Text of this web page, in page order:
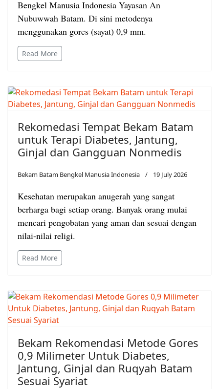
Bengkel Manusia Indonesia Yayasan An
Nubuwwah Batam. Di sini metodenya
menggunakan gores (sayat) 0,9 mm.
Read More
Rekomedasi Tempat Bekam Batam
untuk Terapi Diabetes, Jantung,
Ginjal dan Gangguan Nonmedis
Bekam Batam Bengkel Manusia Indonesia 19 July 2026
Kesehatan merupakan anugerah yang sangat
berharga bagi setiap orang. Banyak orang mulai
mencari pengobatan yang aman dan sesuai dengan
nilai-nilai religi.
Read More
Bekam Rekomendasi Metode Gores
0,9 Milimeter Untuk Diabetes,
Jantung, Ginjal dan Ruqyah Batam
Sesuai Syariat